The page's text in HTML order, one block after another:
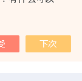
当前位置：首页